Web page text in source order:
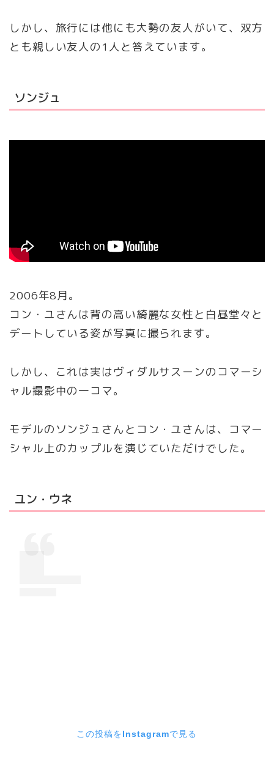
しかし、旅行には他にも大勢の友人がいて、双方
とも親しい友人の1人と答えています。
ソンジュ
2006年8月。
コン・ユさんは背の高い綺麗な女性と白昼堂々と
デートしている姿が写真に撮られます。
しかし、これは実はヴィダルサスーンのコマーシ
ャル撮影中の一コマ。
モデルのソンジュさんとコン・ユさんは、コマー
シャル上のカップルを演じていただけでした。
ユン・ウネ
この投稿をInstagramで見る